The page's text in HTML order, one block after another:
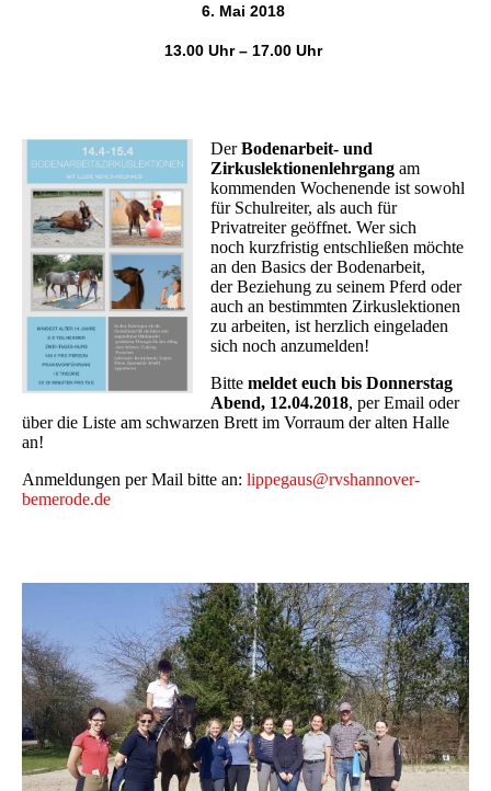
6. Mai 2018
13.00 Uhr – 17.00 Uhr
DerBodenarbeit- und
Zirkuslektionenlehrgangam
kommenden Wochenende ist sowohl
für Schulreiter, als auch für
Privatreiter geöffnet. Wer sich
noch kurzfristig entschließen möchte
an den Basics der Bodenarbeit,
der Beziehung zu seinem Pferd oder
auch an bestimmten Zirkuslektionen
zu arbeiten, ist herzlich eingeladen
sich noch anzumelden!
Bitte meldet euch bis Donnerstag
Abend, 12.04.2018, per Email oder
über die Liste am schwarzen Brett im Vorraum der alten Halle
an!
Anmeldungen per Mail bitte an: lippegaus@rvshannover-
bemerode.de